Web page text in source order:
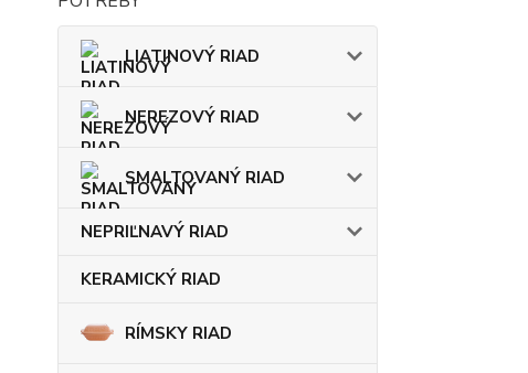
LIATINOVÝ RIAD
NEREZOVÝ RIAD
SMALTOVANÝ RIAD
NEPRIĽNAVÝ RIAD
KERAMICKÝ RIAD
RÍMSKY RIAD